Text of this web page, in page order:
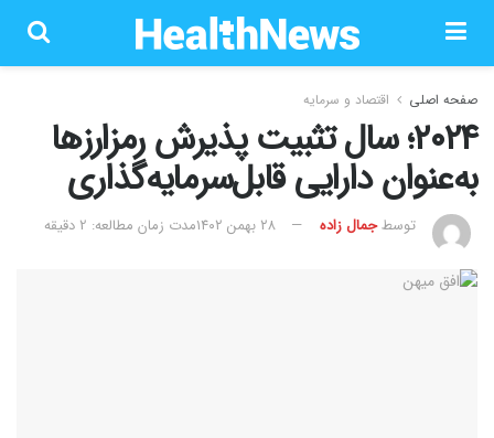
صفحه اصلی اقتصاد و سرمایه
۲۰۲۴؛ سال تثبیت پذیرش رمزارز‌ها
به‌عنوان دارایی قابل‌سرمایه‌گذاری
توسطجمال زاده ۲۸ بهمن ۱۴۰۲ مدت زمان مطالعه: 2 دقیقه